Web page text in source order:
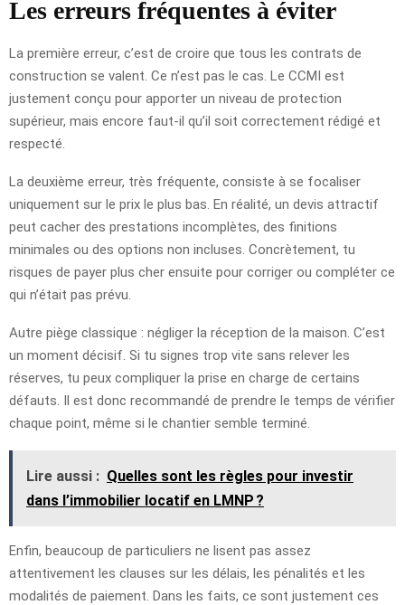
Les erreurs fréquentes à éviter
La première erreur, c’est de croire que tous les contrats de
construction se valent. Ce n’est pas le cas. Le CCMI est
justement conçu pour apporter un niveau de protection
supérieur, mais encore faut-il qu’il soit correctement rédigé et
respecté.
La deuxième erreur, très fréquente, consiste à se focaliser
uniquement sur le prix le plus bas. En réalité, un devis attractif
peut cacher des prestations incomplètes, des finitions
minimales ou des options non incluses. Concrètement, tu
risques de payer plus cher ensuite pour corriger ou compléter ce
qui n’était pas prévu.
Autre piège classique : négliger la réception de la maison. C’est
un moment décisif. Si tu signes trop vite sans relever les
réserves, tu peux compliquer la prise en charge de certains
défauts. Il est donc recommandé de prendre le temps de vérifier
chaque point, même si le chantier semble terminé.
Lire aussi : Quelles sont les règles pour investir
dans l’immobilier locatif en LMNP ?
Enfin, beaucoup de particuliers ne lisent pas assez
attentivement les clauses sur les délais, les pénalités et les
modalités de paiement. Dans les faits, ce sont justement ces